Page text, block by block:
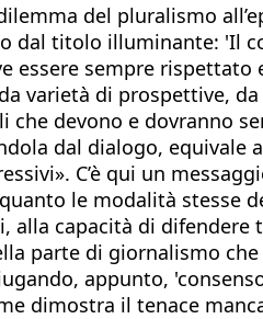
del pluralismo
titolo illuminante: 'Il
essere sempre
varietà di prospettive,
devono e dovranno
dal dialogo,
C’è qui un
le modalità
alla capacità di
parte di giornalismo
appunto,
dimostra il tenace